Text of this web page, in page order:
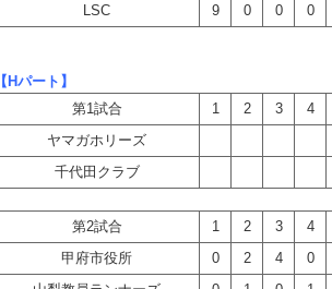
LSC
9 0 0 0
【Hパート】
第1試合
1 2 3 4
ヤマガホリーズ
千代田クラブ
第2試合 1 2 3 4
甲府市役所
0 2 4 0